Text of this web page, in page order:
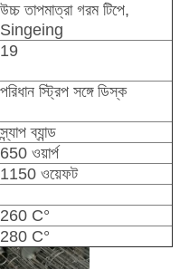
উচ্চ তাপমাত্রা গরম টিপে,
Singeing
19
পরিধান স্ট্রিপ সঙ্গে ডিস্ক
স্ন্যাপ ব্যান্ড
650 ওয়ার্প
1150 ওয়েফট
260 C°
280 C°